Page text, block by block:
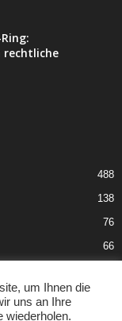
rechtliche
488
138
76
66
um Ihnen die
uns an Ihre
wiederholen.